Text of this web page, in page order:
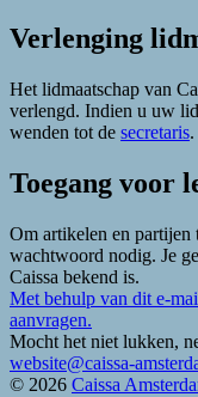
Verlenging
Het lidmaatschap van
verlengd. Indien u uw
wenden tot de secretaris.
Toegang voor
Om artikelen en partijen
wachtwoord nodig. Je
Caissa bekend is.
Met behulp van dit e-
aanvragen.
Mocht het niet lukken,
website@caissa-
© 2026 Caissa